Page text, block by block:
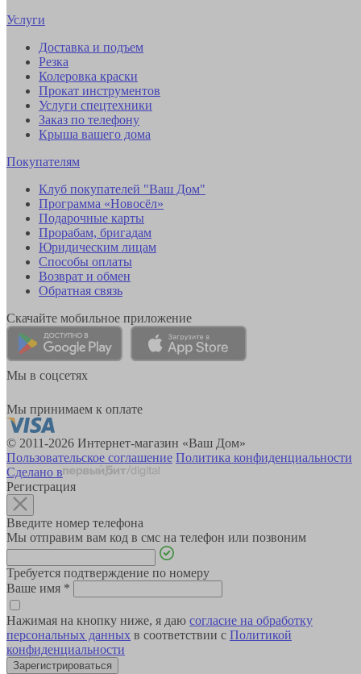
Услуги
Доставка и подъем
Резка
Колеровка краски
Прокат инструментов
Услуги спецтехники
Заказ по телефону
Крыша вашего дома
Покупателям
Клуб покупателей "Ваш Дом"
Программа «Новосёл»
Подарочные карты
Прорабам, бригадам
Юридическим лицам
Способы оплаты
Возврат и обмен
Обратная связь
Скачайте мобильное приложение
Мы в соцсетях
Мы принимаем к оплате
© 2011-2026 Интернет-магазин «Ваш Дом»
Пользовательское соглашение Политика конфиденциальности
Сделано в
Регистрация
Введите номер телефона
Мы отправим вам код в смс на телефон или позвоним
Требуется подтверждение по номеру
Ваше имя *
Нажимая на кнопку ниже, я даю согласие на обработку
персональных данных в соответствии с Политикой
конфиденциальности
Зарегистрироваться